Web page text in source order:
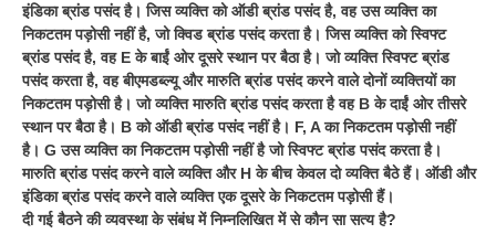
इंडिका ब्रांड पसंद है। जिस व्यक्ति को ऑडी ब्रांड पसंद है, वह उस व्यक्ति का
निकटतम पड़ोसी नहीं है, जो क्विड ब्रांड पसंद करता है। जिस व्यक्ति को स्विफ्ट
ब्रांड पसंद है, वह E के बाईं ओर दूसरे स्थान पर बैठा है। जो व्यक्ति स्विफ्ट ब्रांड
पसंद करता है, वह बीएमडब्ल्यू और मारुति ब्रांड पसंद करने वाले दोनों व्यक्तियों का
निकटतम पड़ोसी है। जो व्यक्ति मारुति ब्रांड पसंद करता है वह B के दाईं ओर तीसरे
स्थान पर बैठा है। B को ऑडी ब्रांड पसंद नहीं है। F, A का निकटतम पड़ोसी नहीं
है। G उस व्यक्ति का निकटतम पड़ोसी नहीं है जो स्विफ्ट ब्रांड पसंद करता है।
मारुति ब्रांड पसंद करने वाले व्यक्ति और H के बीच केवल दो व्यक्ति बैठे हैं। ऑडी और
इंडिका ब्रांड पसंद करने वाले व्यक्ति एक दूसरे के निकटतम पड़ोसी हैं।
दी गई बैठने की व्यवस्था के संबंध में निम्नलिखित में से कौन सा सत्य है?